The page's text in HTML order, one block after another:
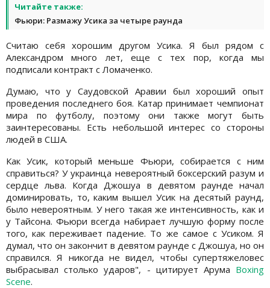
Читайте также:
Фьюри: Размажу Усика за четыре раунда
Считаю себя хорошим другом Усика. Я был рядом с
Александром много лет, еще с тех пор, когда мы
подписали контракт с Ломаченко.
Думаю, что у Саудовской Аравии был хороший опыт
проведения последнего боя. Катар принимает чемпионат
мира по футболу, поэтому они также могут быть
заинтересованы. Есть небольшой интерес со стороны
людей в США.
Как Усик, который меньше Фьюри, собирается с ним
справиться? У украинца невероятный боксерский разум и
сердце льва. Когда Джошуа в девятом раунде начал
доминировать, то, каким вышел Усик на десятый раунд,
было невероятным. У него такая же интенсивность, как и
у Тайсона. Фьюри всегда набирает лучшую форму после
того, как переживает падение. То же самое с Усиком. Я
думал, что он закончит в девятом раунде с Джошуа, но он
справился. Я никогда не видел, чтобы супертяжеловес
выбрасывал столько ударов", - цитирует Арума Boxing
Scene.